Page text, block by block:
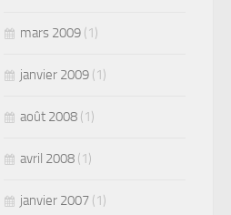
mars 2009 (1)
janvier 2009 (1)
août 2008 (1)
avril 2008 (1)
janvier 2007 (1)